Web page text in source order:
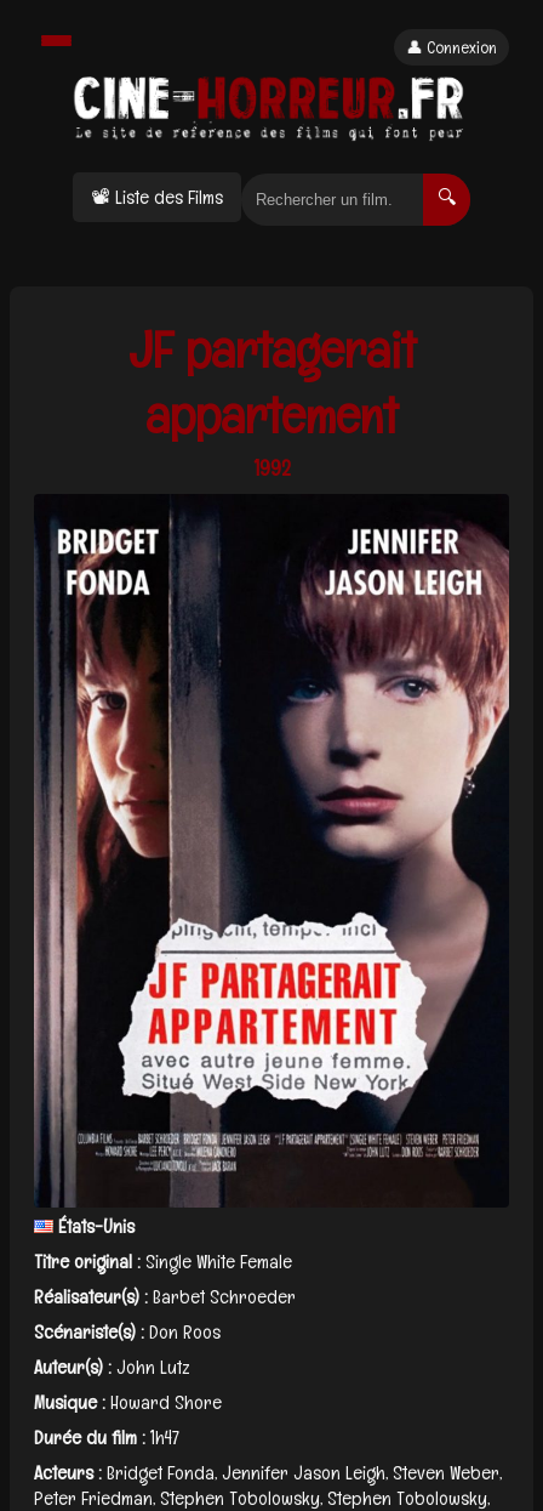
📽 Liste des Films 🔍
👤 Connexion
JF partagerait
appartement
1992
États-Unis
Titre original :Single White Female
Réalisateur(s) :Barbet Schroeder
Scénariste(s) :Don Roos
Auteur(s) :John Lutz
Musique :Howard Shore
Durée du film :1h47
Acteurs :Bridget Fonda, Jennifer Jason Leigh, Steven Weber,
Peter Friedman, Stephen Tobolowsky, Stephen Tobolowsky,